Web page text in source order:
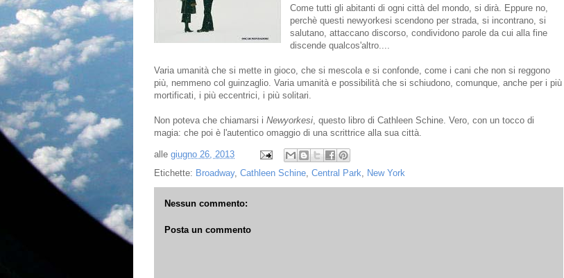
Come tutti gli abitanti di ogni città del mondo, si dirà. Eppure no,
perchè questi newyorkesi scendono per strada, si incontrano, si
salutano, attaccano discorso, condividono parole da cui alla fine
discende qualcos'altro....
Varia umanità che si mette in gioco, che si mescola e si confonde, come i cani che non si reggono
più, nemmeno col guinzaglio. Varia umanità e possibilità che si schiudono, comunque, anche per i più
mortificati, i più eccentrici, i più solitari.
Non poteva che chiamarsi i Newyorkesi, questo libro di Cathleen Schine. Vero, con un tocco di
magia: che poi è l'autentico omaggio di una scrittrice alla sua città.
alle giugno 26, 2013
Etichette: Broadway, Cathleen Schine, Central Park, New York
Nessun commento:
Posta un commento